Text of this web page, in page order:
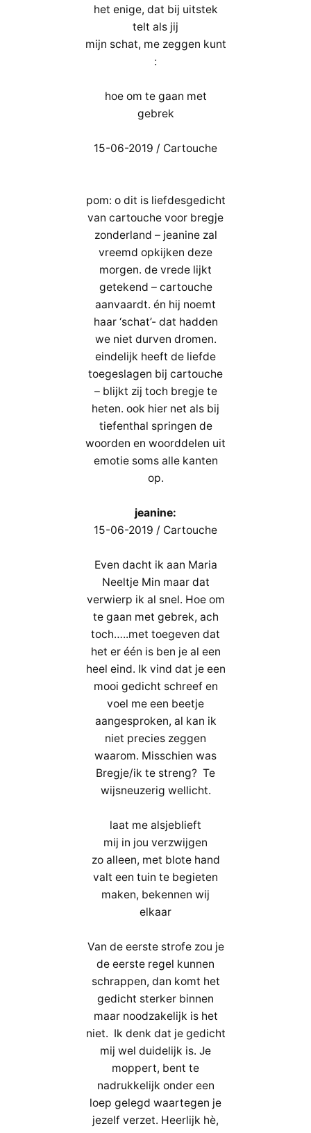
het enige, dat bij uitstek
telt als jij
mijn schat, me zeggen kunt
:
hoe om te gaan met
gebrek
15-06-2019 / Cartouche
pom: o dit is liefdesgedicht
van cartouche voor bregje
zonderland – jeanine zal
vreemd opkijken deze
morgen. de vrede lijkt
getekend – cartouche
aanvaardt. én hij noemt
haar ‘schat’- dat hadden
we niet durven dromen.
eindelijk heeft de liefde
toegeslagen bij cartouche
– blijkt zij toch bregje te
heten. ook hier net als bij
tiefenthal springen de
woorden en woorddelen uit
emotie soms alle kanten
op.
jeanine:
15-06-2019 / Cartouche
Even dacht ik aan Maria
Neeltje Min maar dat
verwierp ik al snel. Hoe om
te gaan met gebrek, ach
toch…..met toegeven dat
het er één is ben je al een
heel eind. Ik vind dat je een
mooi gedicht schreef en
voel me een beetje
aangesproken, al kan ik
niet precies zeggen
waarom. Misschien was
Bregje/ik te streng? Te
wijsneuzerig wellicht.
laat me alsjeblieft
mij in jou verzwijgen
zo alleen, met blote hand
valt een tuin te begieten
maken, bekennen wij
elkaar
Van de eerste strofe zou je
de eerste regel kunnen
schrappen, dan komt het
gedicht sterker binnen
maar noodzakelijk is het
niet. Ik denk dat je gedicht
mij wel duidelijk is. Je
moppert, bent te
nadrukkelijk onder een
loep gelegd waartegen je
jezelf verzet. Heerlijk hè,